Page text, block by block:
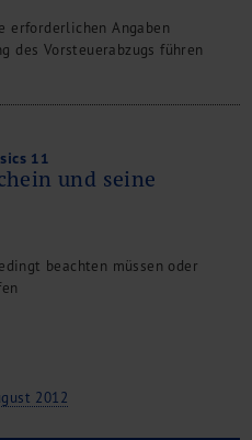
erforderlichen Angaben
des Vorsteuerabzugs führen
11
und seine
beachten müssen oder
2012